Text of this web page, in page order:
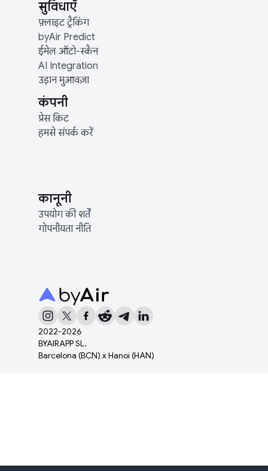
2022-2026
BYAIRAPP SL.
Barcelona (BCN) x Hanoi (HAN)
सुविधाएँ
फ़्लाइट ट्रैकिंग
byAir Predict
ईमेल ऑटो-स्कैन
AI Integration
उड़ान मुआवज़ा
कंपनी
प्रेस किट
हमसे संपर्क करें
कानूनी
उपयोग की शर्तें
गोपनीयता नीति